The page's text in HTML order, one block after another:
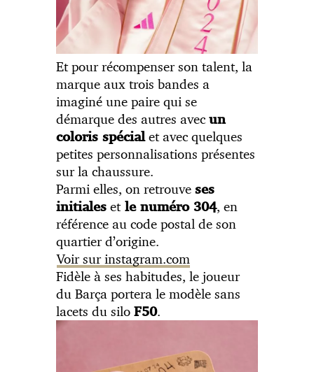
Et pour récompenser son talent, la
marque aux trois bandes a
imaginé une paire qui se
démarque des autres avecun
coloris spécialet avec quelques
petites personnalisations présentes
sur la chaussure.
Parmi elles, on retrouveses
initiales etle numéro 304, en
référence au code postal de son
quartier d’origine.
Voir sur instagram.com
Fidèle à ses habitudes, le joueur
du Barça portera le modèle sans
lacets du siloF50.